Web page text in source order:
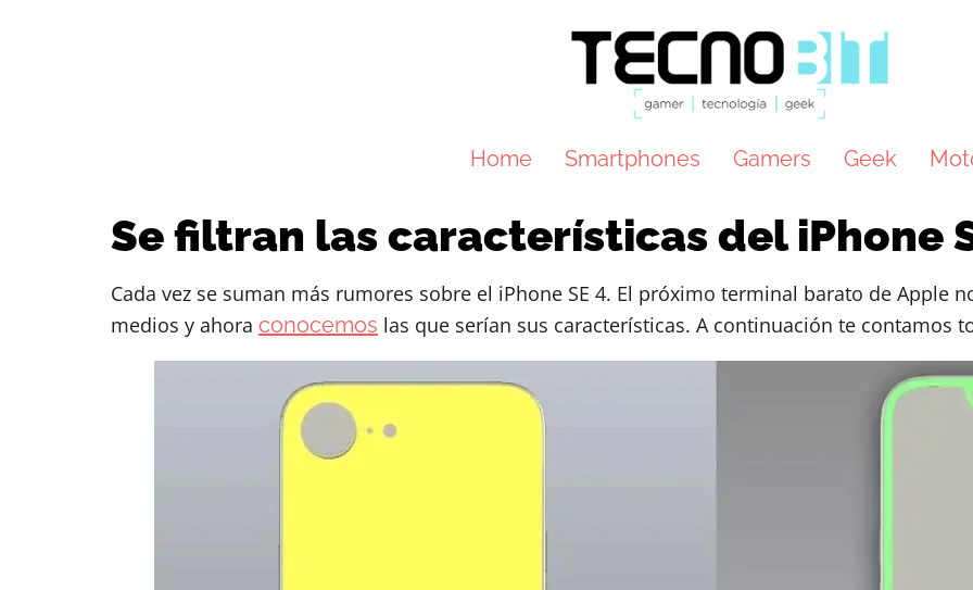
Home Smartphones Gamers Geek
Se filtran las características del iPhone
Cada vez se suman más rumores sobre el iPhone SE 4. El próximo terminal barato de Apple
medios y ahora conocemos las que serían sus características. A continuación te contamos